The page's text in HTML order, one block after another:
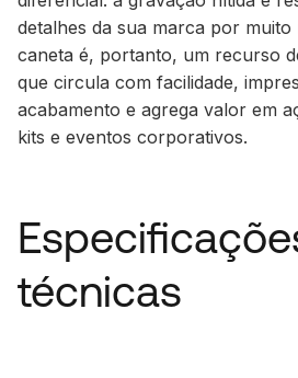
detalhes da sua marca por muito
caneta é, portanto, um recurso
que circula com facilidade,
acabamento e agrega valor em
kits e eventos corporativos.
técnicas